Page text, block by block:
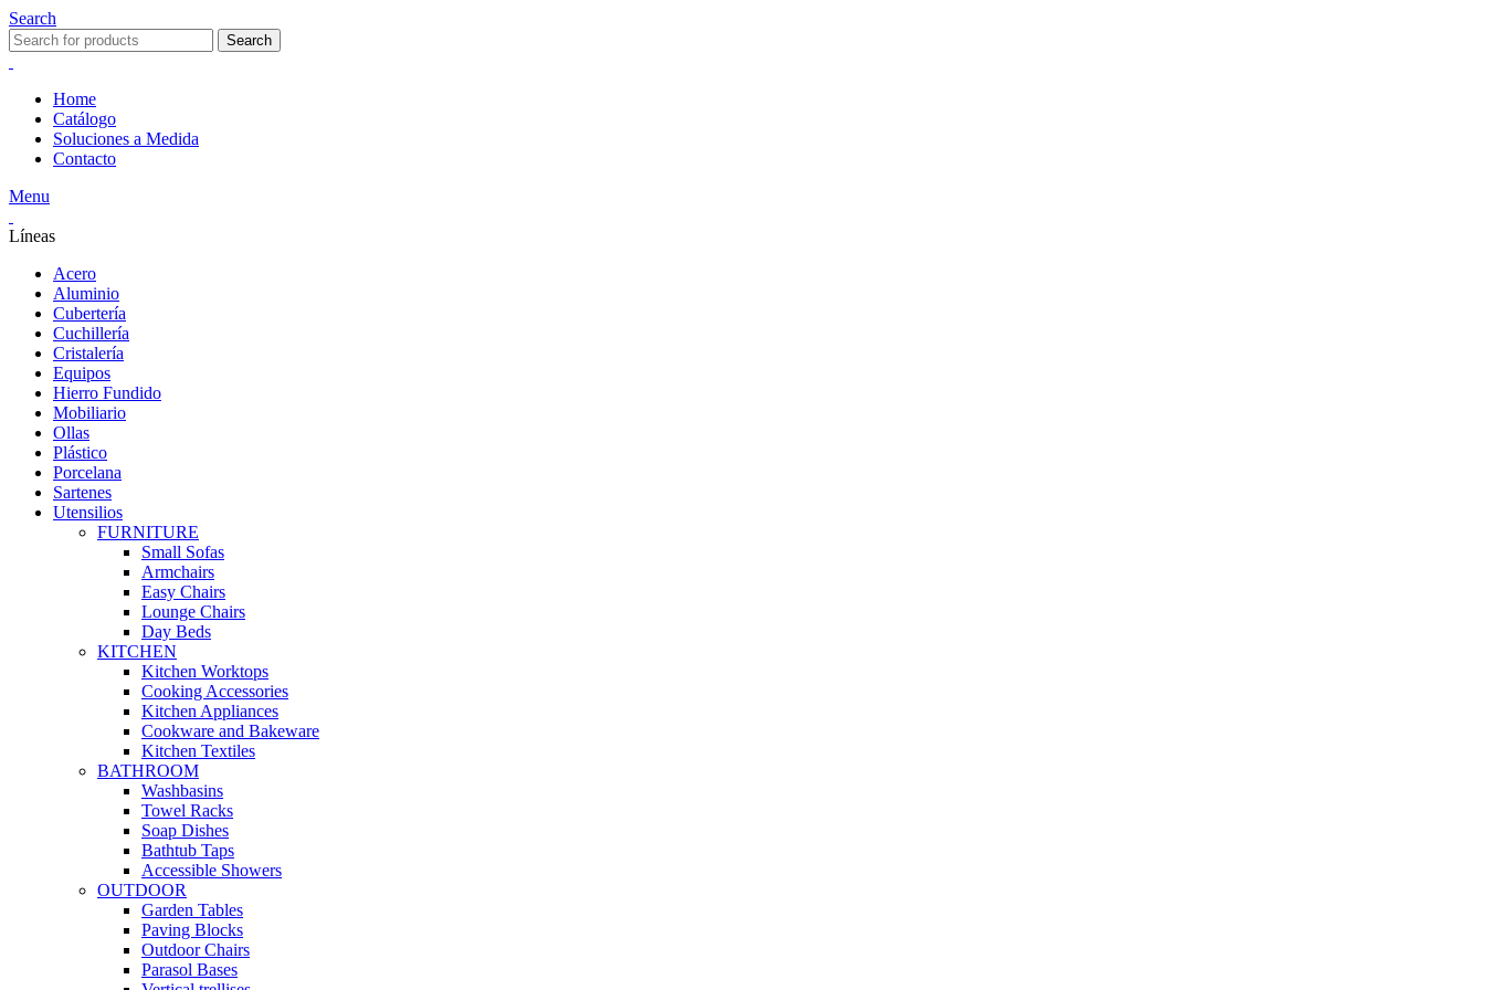
Search
Search
Home
Catálogo
Soluciones a Medida
Contacto
Menu
Líneas
Acero
Aluminio
Cubertería
Cuchillería
Cristalería
Equipos
Hierro Fundido
Mobiliario
Ollas
Plástico
Porcelana
Sartenes
Utensilios
FURNITURE
Small Sofas
Armchairs
Easy Chairs
Lounge Chairs
Day Beds
KITCHEN
Kitchen Worktops
Cooking Accessories
Kitchen Appliances
Cookware and Bakeware
Kitchen Textiles
BATHROOM
Washbasins
Towel Racks
Soap Dishes
Bathtub Taps
Accessible Showers
OUTDOOR
Garden Tables
Paving Blocks
Outdoor Chairs
Parasol Bases